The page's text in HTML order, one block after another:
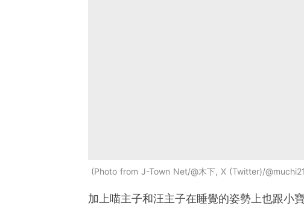
Photo from J-Town Net/@木下, X (Twitter)/
加上喵主子和汪主子在睡覺的姿勢上也跟小